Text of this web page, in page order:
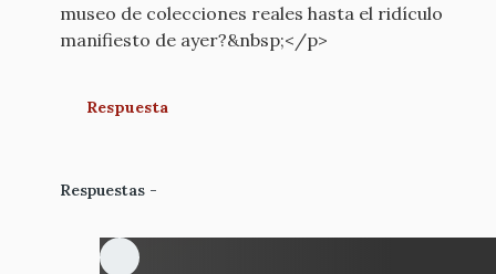
museo de colecciones reales hasta el ridículo
manifiesto de ayer?&nbsp;</p>
Respuesta
Respuestas